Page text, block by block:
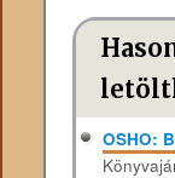
OSHO: